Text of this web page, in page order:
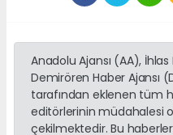
Anadolu Ajansı (AA), İhlas
Demirören Haber Ajansı
tarafından eklenen tüm
editörlerinin müdahalesi
çekilmektedir. Bu